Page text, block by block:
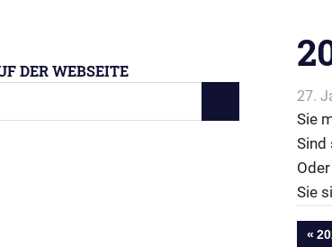
27.
Sie
Sind
Sie
DER WEBSEITE